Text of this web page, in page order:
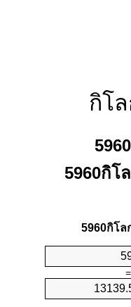
กิโ
5960กิโ
5960กิโล
=